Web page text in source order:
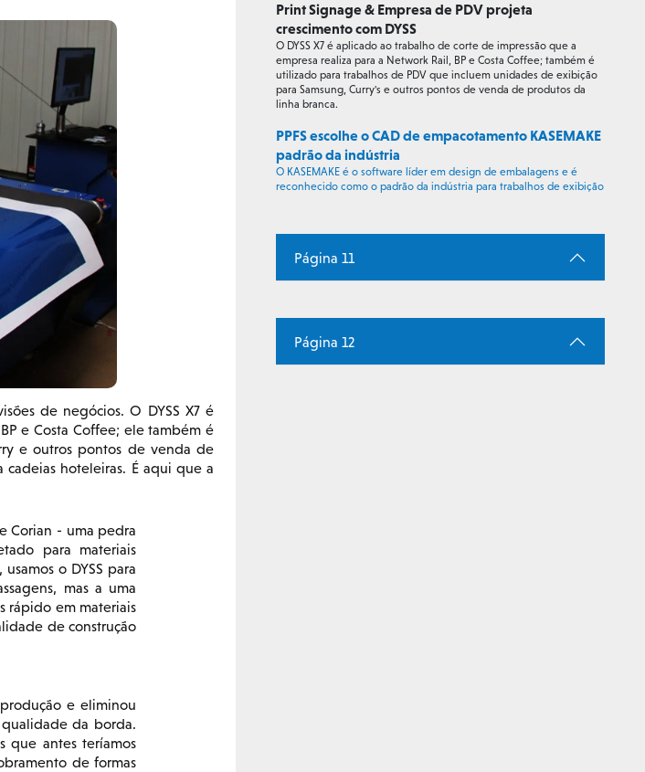
de negócios. O DYSS X7 é
e Costa Coffee; ele também é
e outros pontos de venda de
cadeias hoteleiras. É aqui que a
Corian - uma pedra
para materiais
o DYSS para
mas a uma
rápido em materiais
de construção
e eliminou
da borda.
que antes teríamos
de formas
Print Signage & Empresa de PDV projeta
crescimento com DYSS
O DYSS X7 é aplicado ao trabalho de corte de impressão que a
empresa realiza para a Network Rail, BP e Costa Coffee; também é
utilizado para trabalhos de PDV que incluem unidades de exibição
para Samsung, Curry's e outros pontos de venda de produtos da
linha branca.
PPFS escolhe o CAD de empacotamento KASEMAKE
padrão da indústria
O KASEMAKE é o software líder em design de embalagens e é
reconhecido como o padrão da indústria para trabalhos de exibição
Página 11
Página 12